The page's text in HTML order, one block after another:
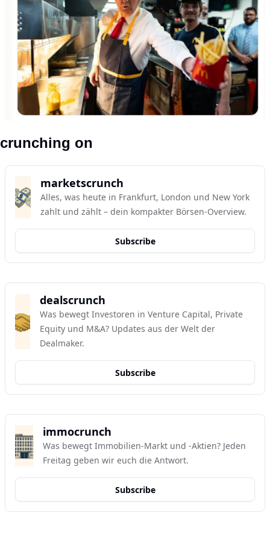
crunching on
marketscrunch
Alles, was heute in Frankfurt, London und New York
zahlt und zählt – dein kompakter Börsen-Overview.
Subscribe
dealscrunch
Was bewegt Investoren in Venture Capital, Private
Equity und M&A? Updates aus der Welt der
Dealmaker.
Subscribe
immocrunch
Was bewegt Immobilien-Markt und -Aktien? Jeden
Freitag geben wir euch die Antwort.
Subscribe